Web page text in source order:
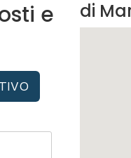
e di